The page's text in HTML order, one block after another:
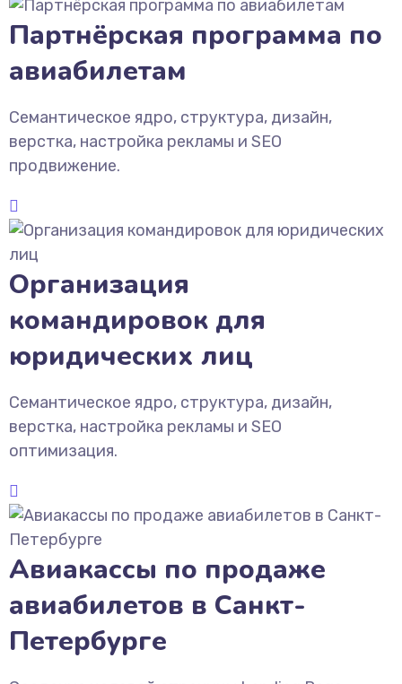
Партнёрская программа по
авиабилетам
Семантическое ядро, структура, дизайн,
верстка, настройка рекламы и SEO
продвижение.
Организация
командировок для
юридических лиц
Семантическое ядро, структура, дизайн,
верстка, настройка рекламы и SEO
оптимизация.
Авиакассы по продаже
авиабилетов в Санкт-
Петербурге